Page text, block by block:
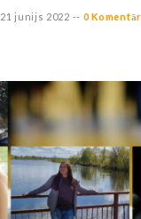
21 junijs 2022 -- 0